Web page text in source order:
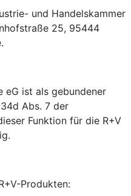
und Handelskammer
25, 95444
eG ist als gebundener
Abs. 7 der
Funktion für die R+V
Produkten: